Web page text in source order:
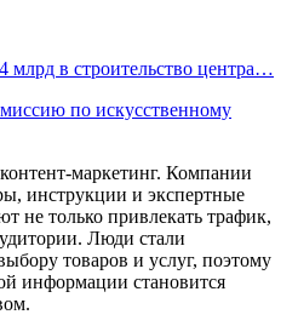
млрд в строительство центра…
по искусственному
маркетинг. Компании
инструкции и экспертные
не только привлекать трафик,
Люди стали
товаров и услуг, поэтому
информации становится